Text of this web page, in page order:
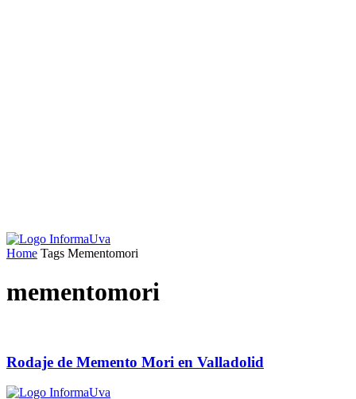
Home Tags Mementomori
mementomori
Rodaje de Memento Mori en Valladolid